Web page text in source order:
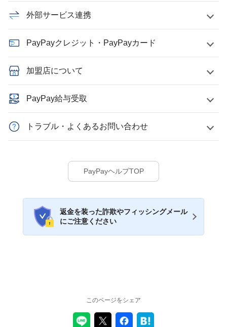
外部サービス連携
PayPayクレジット・PayPayカード
加盟店について
PayPay給与受取
トラブル・よくあるお問い合わせ
PayPayヘルプTOP
返金を装った詐欺やフィッシングメール
にご注意ください
このページをシェア